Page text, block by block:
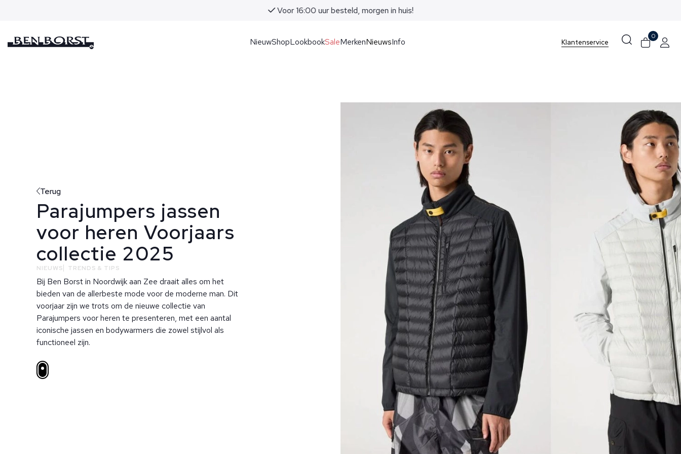
Voor 16:00 uur besteld, morgen in huis!
NieuwShopLookbookSaleMerkenNieuwsInfo Klantenservice
0
Terug
Parajumpers jassen
voor heren Voorjaars
collectie 2025
NIEUWS TRENDS & TIPS
Bij Ben Borst in Noordwijk aan Zee draait alles om het
bieden van de allerbeste mode voor de moderne man. Dit
voorjaar zijn we trots om de nieuwe collectie van
Parajumpers voor heren te presenteren, met een aantal
iconische jassen en bodywarmers die zowel stijlvol als
functioneel zijn.